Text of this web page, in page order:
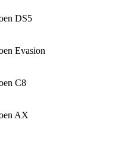
DS5
Evasion
C8
AX